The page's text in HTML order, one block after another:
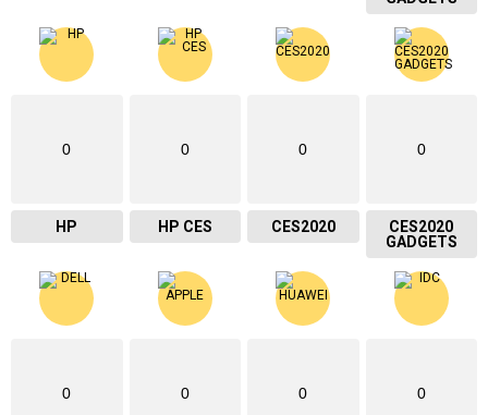
0
HP
0
HP CES
0
CES2020
0
CES2020
GADGETS
0 0 0 0